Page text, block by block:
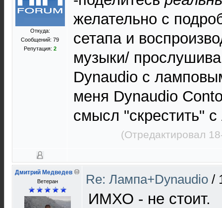
Откуда:
Сообщений: 79
Репутация: 2
желательно с
сетапа и
музыки/
Dynaudio c
меня Dynaudio
смысл "скрестить"
(Отредактировал
Дмитрий Медведев
Ветеран Re: Лампа+Dynaudio /
ИМХО - не стоит.